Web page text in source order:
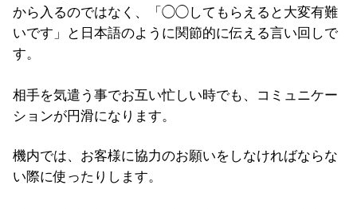
から入るのではなく、「◯◯してもらえると大変有難
いです」と日本語のように関節的に伝える言い回しで
す。
相手を気遣う事でお互い忙しい時でも、コミュニケー
ションが円滑になります。
機内では、お客様に協力のお願いをしなければならな
い際に使ったりします。